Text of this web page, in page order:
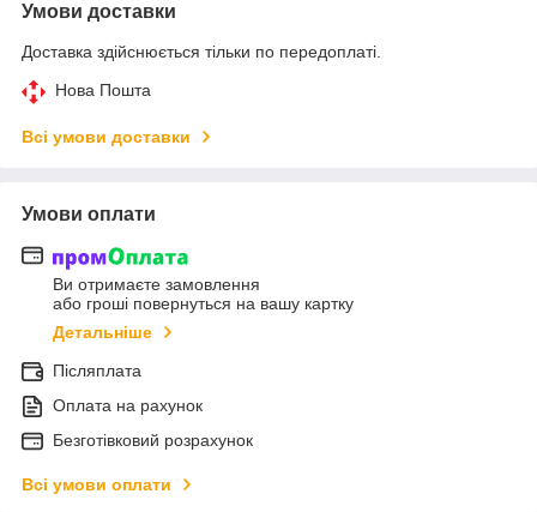
Умови доставки
Доставка здійснюється тільки по передоплаті.
Нова Пошта
Всі умови доставки
Умови оплати
Ви отримаєте замовлення
або гроші повернуться на вашу картку
Детальніше
Післяплата
Оплата на рахунок
Безготівковий розрахунок
Всі умови оплати